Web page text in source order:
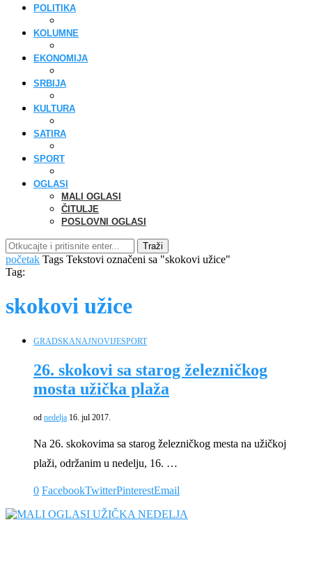
POLITIKA
KOLUMNE
EKONOMIJA
SRBIJA
KULTURA
SATIRA
SPORT
OGLASI
MALI OGLASI
ČITULJE
POSLOVNI OGLASI
Traži
početak Tags Tekstovi označeni sa "skokovi užice"
Tag:
skokovi užice
GRADSKANAJNOVIJESPORT
26. skokovi sa starog železničkog
mosta užička plaža
od nedelja 16. jul 2017.
Na 26. skokovima sa starog železničkog mesta na užičkoj
plaži, održanim u nedelju, 16. …
0 FacebookTwitterPinterestEmail